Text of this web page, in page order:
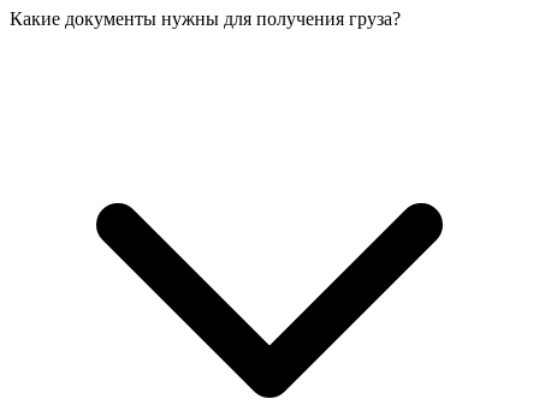
Какие документы нужны для получения груза?